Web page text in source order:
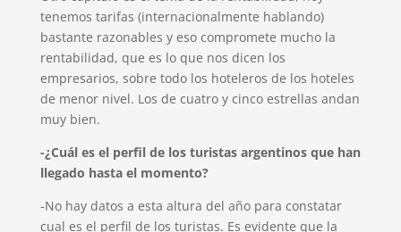
tenemos tarifas (internacionalmente hablando)
bastante razonables y eso compromete mucho la
rentabilidad, que es lo que nos dicen los
empresarios, sobre todo los hoteleros de los hoteles
de menor nivel. Los de cuatro y cinco estrellas andan
muy bien.
-¿Cuál es el perfil de los turistas argentinos que han
llegado hasta el momento?
-No hay datos a esta altura del año para constatar
cual es el perfil de los turistas. Es evidente que la